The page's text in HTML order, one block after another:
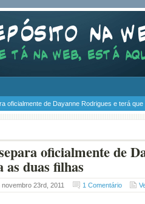
oficialmente de Dayanne Rodrigues e terá
oficialmente de
as duas filhas
novembro 23rd, 2011 1 Comentário